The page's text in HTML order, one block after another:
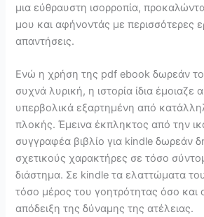
μια εύθραυστη ισορροπία,
μου και αφήνοντάς με περισσότερες
απαντήσεις.
Ενώ η χρήση της pdf ebook δωρεάν
συχνά λυρική, η ιστορία ίδια έμοιαζε
υπερβολικά εξαρτημένη από
πλοκής. Έμεινα έκπληκτος από την
συγγραφέα βιβλίο για kindle δωρεάν
σχετικούς χαρακτήρες σε τόσο
διάστημα. Σε kindle τα ελαττώματα
τόσο μέρος του γοητρότητας όσο και
απόδειξη της δύναμης της ατέλειας.